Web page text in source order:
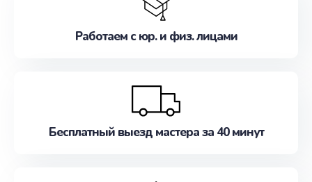
Работаем с юр. и физ. лицами
Бесплатный выезд мастера за 40 минут